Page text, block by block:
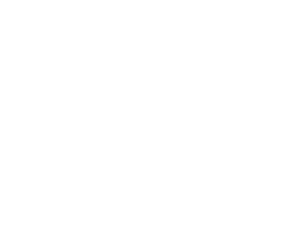
VETERINARIA